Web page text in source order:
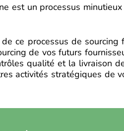
est un processus
ce processus de sourcing
de vos futurs
qualité et la livraison
activités stratégiques